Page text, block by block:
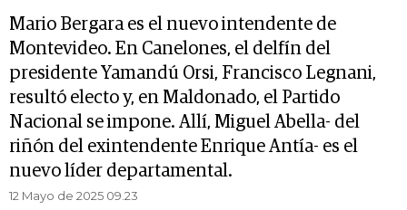
Mario Bergara es el nuevo intendente de
Montevideo. En Canelones, el delfín del
presidente Yamandú Orsi, Francisco Legnani,
resultó electo y, en Maldonado, el Partido
Nacional se impone. Allí, Miguel Abella- del
riñón del exintendente Enrique Antía- es el
nuevo líder departamental.
12 Mayo de 2025 09.23